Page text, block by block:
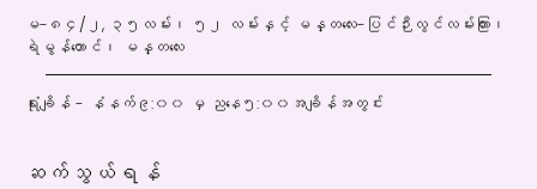
မ-၈၄/၂, ၃၅လမ်း၊ ၅၂ လမ်းနှင့် မန္တလေး-ပြင်ဉီးလွင်လမ်းကြား၊
ရဲမွန်တောင်၊ မန္တလေး
ရုံးချိန် - နံနက်၉:၀၀ မှ ညနေ၅:၀၀အချိန်အတွင်း
ဆက်သွယ်ရန်